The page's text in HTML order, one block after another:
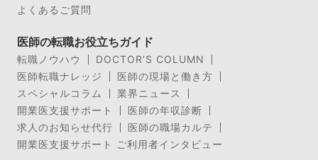
よくあるご質問
医師の転職お役立ちガイド
転職ノウハウ
DOCTOR’S COLUMN
医師転職ナレッジ
医師の現場と働き方
スペシャルコラム
業界ニュース
開業医支援サポート
医師の年収診断
求人のお知らせ代行
医師の職場カルテ
開業医支援サポート ご利用者インタビュー